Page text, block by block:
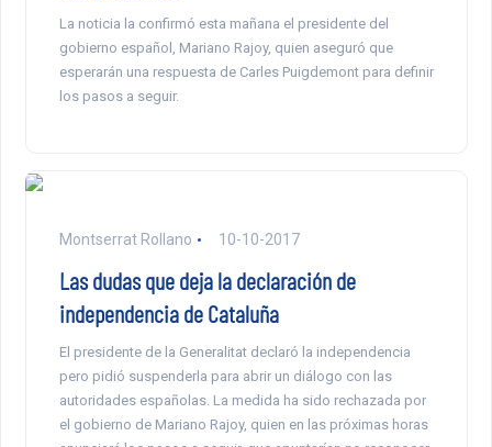
La noticia la confirmó esta mañana el presidente del
gobierno español, Mariano Rajoy, quien aseguró que
esperarán una respuesta de Carles Puigdemont para definir
los pasos a seguir.
Montserrat Rollano 10-10-2017
Las dudas que deja la declaración de
independencia de Cataluña
El presidente de la Generalitat declaró la independencia
pero pidió suspenderla para abrir un diálogo con las
autoridades españolas. La medida ha sido rechazada por
el gobierno de Mariano Rajoy, quien en las próximas horas